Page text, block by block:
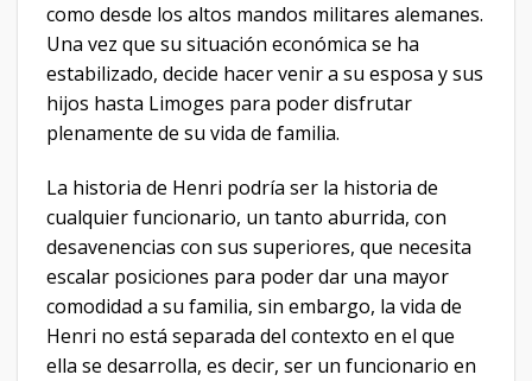
como desde los altos mandos militares alemanes.
Una vez que su situación económica se ha
estabilizado, decide hacer venir a su esposa y sus
hijos hasta Limoges para poder disfrutar
plenamente de su vida de familia.
La historia de Henri podría ser la historia de
cualquier funcionario, un tanto aburrida, con
desavenencias con sus superiores, que necesita
escalar posiciones para poder dar una mayor
comodidad a su familia, sin embargo, la vida de
Henri no está separada del contexto en el que
ella se desarrolla, es decir, ser un funcionario en